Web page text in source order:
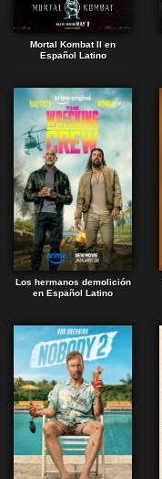
Mortal Kombat II en
Español Latino
Los hermanos demolición
en Español Latino